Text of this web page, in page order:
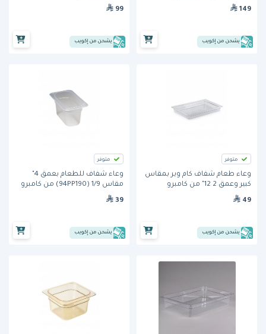
149
يشحن من إكويب
99
يشحن من إكويب
متوفر
وعاء طعام شفاف كام وير بمقاس
كبير وعمق 2 12" من كامبرو
49
يشحن من إكويب
متوفر
وعاء شفاف للطعام بعمق 4"
مقاس 1/9 (94PP190) من كامبرو
39
يشحن من إكويب